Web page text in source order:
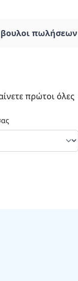
πωλήσεων
πρώτοι όλες